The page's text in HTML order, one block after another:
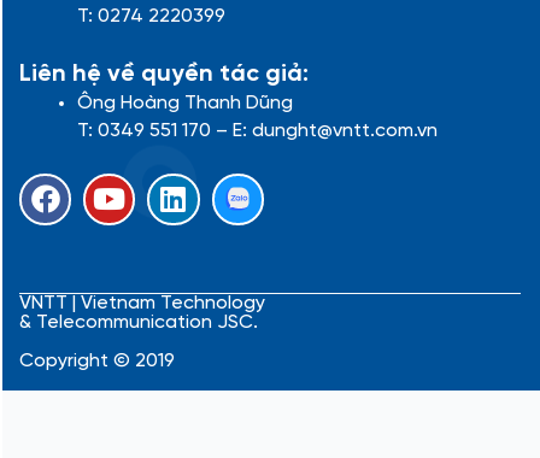
T: 0274 2220399
Liên hệ về quyền tác giả:
Ông Hoàng Thanh Dũng
T: 0349 551 170 – E: dunght@vntt.com.vn
F
a
b
o
o
k
Y
o
u
b
e
L
i
e
d
i
n
VNTT | Vietnam Technology
& Telecommunication JSC.
Copyright © 2019